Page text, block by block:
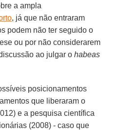
a ampla
, já que não entraram
podem não ter seguido o
ou por não considerarem
ao julgar ohabeas
posicionamentos
que liberaram o
e a pesquisa científica
(2008) - caso que